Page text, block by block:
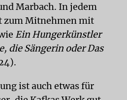
Marbach. In jedem
zum Mitnehmen mit
Ein Hungerkünstler
die Sängerin oder Das
ist auch etwas für